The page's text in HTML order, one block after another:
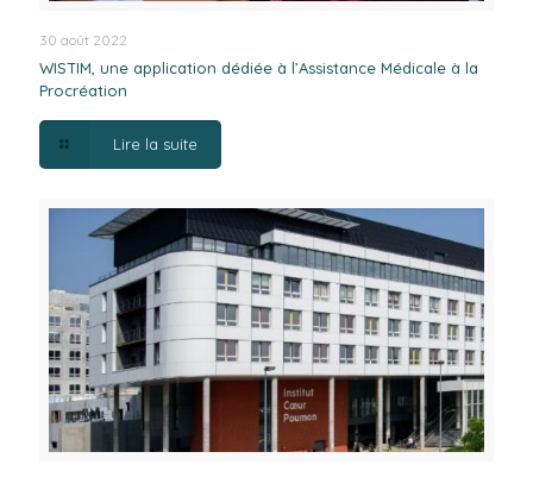
30 août 2022
WISTIM, une application dédiée à l’Assistance Médicale à la
Procréation
Lire la suite